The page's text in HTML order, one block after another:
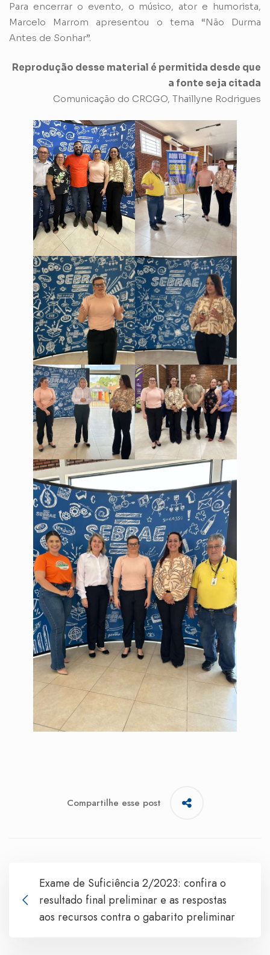
Para encerrar o evento, o músico, ator e humorista,
Marcelo Marrom apresentou o tema “Não Durma
Antes de Sonhar”.
Reprodução desse material é permitida desde que
a fonte seja citada
Comunicação do CRCGO, Thaillyne Rodrigues
Compartilhe esse post
Exame de Suficiência 2/2023: confira o
resultado final preliminar e as respostas
aos recursos contra o gabarito preliminar